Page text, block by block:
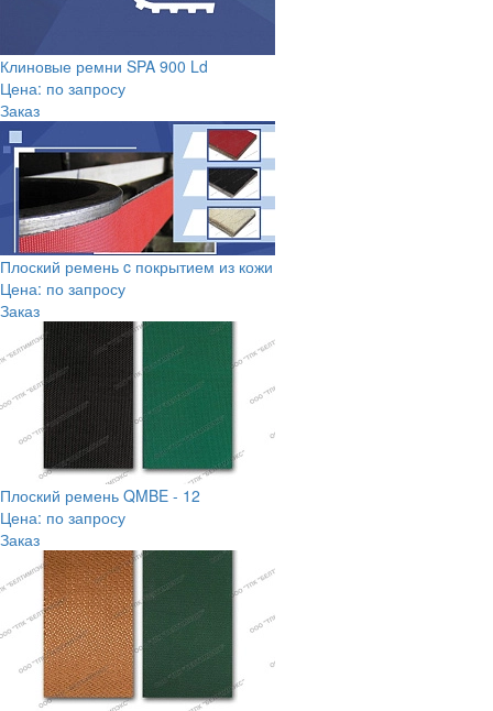
Клиновые ремни SPA 900 Ld
Цена: по запросу
Заказ
Плоский ремень c покрытием из кожи
Цена: по запросу
Заказ
Плоский ремень QMBE - 12
Цена: по запросу
Заказ